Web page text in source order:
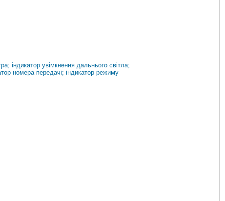
індикатор увімкнення дальнього світла;
номера передачі; індикатор режиму